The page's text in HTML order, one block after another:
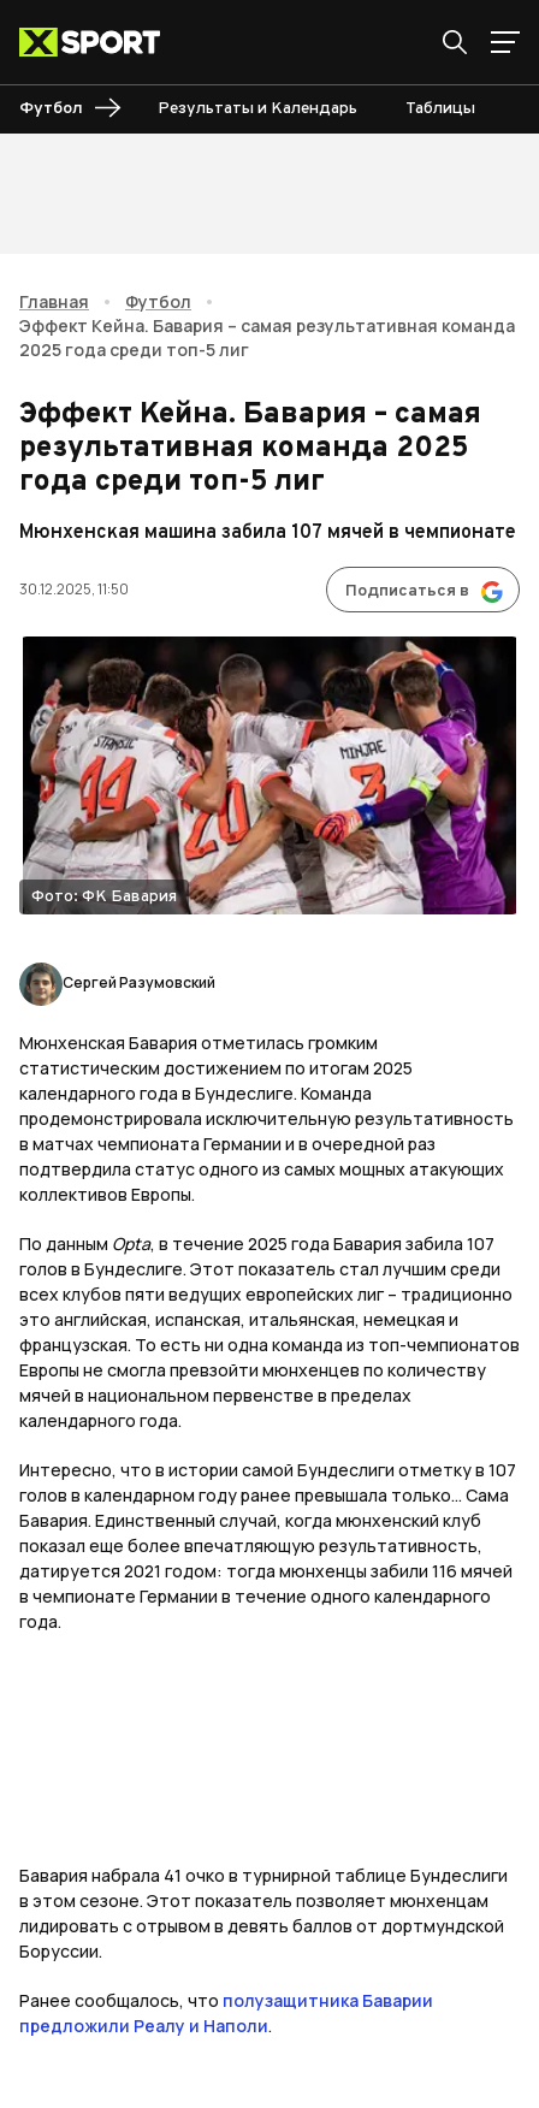
Футбол Результаты и Календарь Таблицы
Главная • Футбол
•
Эффект Кейна. Бавария – самая результативная команда
2025 года среди топ-5 лиг
Эффект Кейна. Бавария – самая
результативная команда 2025
года среди топ-5 лиг
Мюнхенская машина забила 107 мячей в чемпионате
30.12.2025, 11:50 Подписаться в
Фото: ФК Бавария
Сергей Разумовский
Мюнхенская Бавария отметилась громким
статистическим достижением по итогам 2025
календарного года в Бундеслиге. Команда
продемонстрировала исключительную результативность
в матчах чемпионата Германии и в очередной раз
подтвердила статус одного из самых мощных атакующих
коллективов Европы.
По данным Opta, в течение 2025 года Бавария забила 107
голов в Бундеслиге. Этот показатель стал лучшим среди
всех клубов пяти ведущих европейских лиг – традиционно
это английская, испанская, итальянская, немецкая и
французская. То есть ни одна команда из топ-чемпионатов
Европы не смогла превзойти мюнхенцев по количеству
мячей в национальном первенстве в пределах
календарного года.
Интересно, что в истории самой Бундеслиги отметку в 107
голов в календарном году ранее превышала только… Сама
Бавария. Единственный случай, когда мюнхенский клуб
показал еще более впечатляющую результативность,
датируется 2021 годом: тогда мюнхенцы забили 116 мячей
в чемпионате Германии в течение одного календарного
года.
Бавария набрала 41 очко в турнирной таблице Бундеслиги
в этом сезоне. Этот показатель позволяет мюнхенцам
лидировать с отрывом в девять баллов от дортмундской
Боруссии.
Ранее сообщалось, что полузащитника Баварии
предложили Реалу и Наполи.